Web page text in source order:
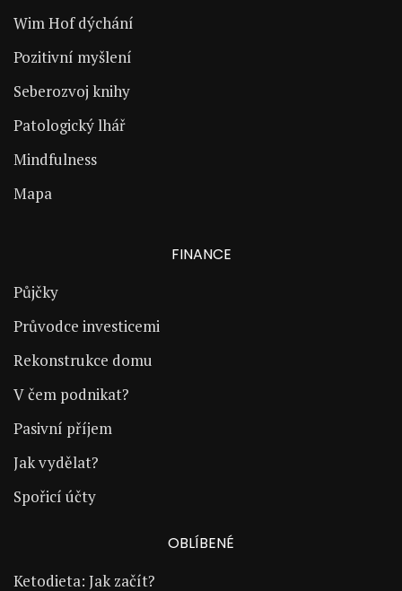
Wim Hof dýchání
Pozitivní myšlení
Seberozvoj knihy
Patologický lhář
Mindfulness
Mapa
FINANCE
Půjčky
Průvodce investicemi
Rekonstrukce domu
V čem podnikat?
Pasivní příjem
Jak vydělat?
Spořicí účty
OBLÍBENÉ
Ketodieta: Jak začít?